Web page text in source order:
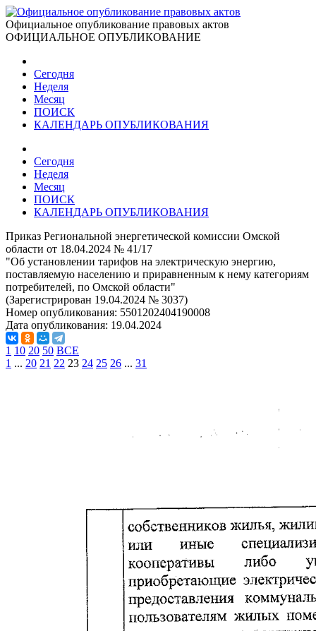
Официальное опубликование правовых актов
ОФИЦИАЛЬНОЕ ОПУБЛИКОВАНИЕ
Сегодня
Неделя
Месяц
ПОИСК
КАЛЕНДАРЬ ОПУБЛИКОВАНИЯ
Сегодня
Неделя
Месяц
ПОИСК
КАЛЕНДАРЬ ОПУБЛИКОВАНИЯ
Приказ Региональной энергетической комиссии Омской
области от 18.04.2024 № 41/17
"Об установлении тарифов на электрическую энергию,
поставляемую населению и приравненным к нему категориям
потребителей, по Омской области"
(Зарегистрирован 19.04.2024 № 3037)
Номер опубликования: 5501202404190008
Дата опубликования: 19.04.2024
1 10 20 50 ВСЕ
1 ... 20 21 22 23 24 25 26 ... 31